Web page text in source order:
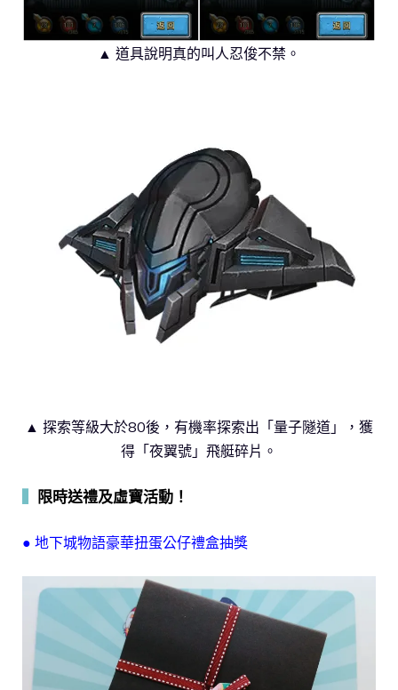
▲ 道具說明真的叫人忍俊不禁。
▲ 探索等級大於80後，有機率探索出「量子隧道」，獲
得「夜翼號」飛艇碎片。
限時送禮及虛寶活動！
● 地下城物語豪華扭蛋公仔禮盒抽獎